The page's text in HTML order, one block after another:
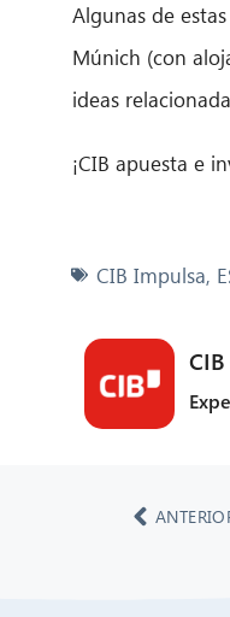
Algunas de
Múnich (con
ideas
¡CIB apuesta e
CIB Impulsa,